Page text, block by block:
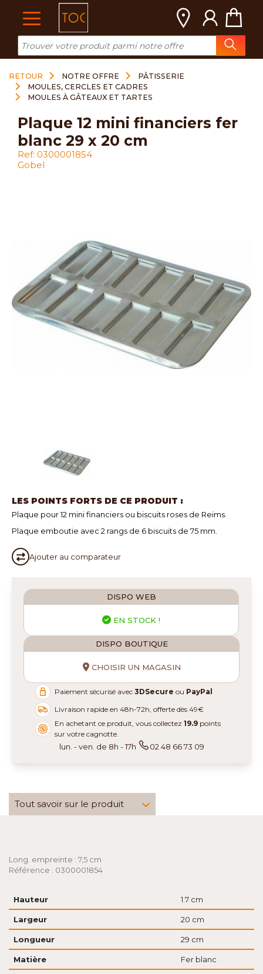
RETOUR NOTRE OFFRE
PÂTISSERIE
MOULES, CERCLES ET CADRES
MOULES À GÂTEAUX ET TARTES
LES POINTS FORTS DE CE PRODUIT :
Plaque pour 12 mini financiers ou biscuits roses de Reims.
Plaque emboutie avec 2 rangs de 6 biscuits de 75 mm.
Ajouter au comparateur
plaque 12 mini financiers fer
blanc 29 x 20 cm
Ref: 0300001854
Gobel
DISPO WEB
EN STOCK !
DISPO BOUTIQUE
CHOISIR UN MAGASIN
Paiement sécurisé avec3DSecure ou PayPal
Livraison rapide en 48h-72h, offerte dès 49€
En achetant ce produit, vous collectez19.9 points
sur votre cagnotte.
lun. - ven. de 8h - 17h 02 48 66 73 09
Tout savoir sur le produit
Long. empreinte : 7,5 cm
Référence : 0300001854
Hauteur 1.7 cm
Largeur 20 cm
Longueur 29 cm
Matière Fer blanc
Cookies management panel